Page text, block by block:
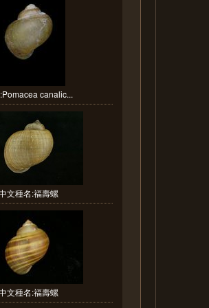
canalic...
文種名:福壽螺
文種名:福壽螺